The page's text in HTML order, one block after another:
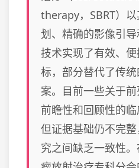
therapy，SBRT）
划、精确的影像引
技术实现了有效、
标，部分替代了传
案。目前一些关于
前瞻性和回顾性的临
但证据基础仍不完
究之间缺乏一致性